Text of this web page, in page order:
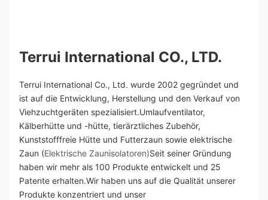
Terrui International CO., LTD.
Terrui International Co., Ltd. wurde 2002 gegründet und
ist auf die Entwicklung, Herstellung und den Verkauf von
Viehzuchtgeräten spezialisiert.Umlaufventilator,
Kälberhütte und -hütte, tierärztliches Zubehör,
Kunststofffreie Hütte und Futterzaun sowie elektrische
Zaun (Elektrische Zaunisolatoren)Seit seiner Gründung
haben wir mehr als 100 Produkte entwickelt und 25
Patente erhalten.Wir haben uns auf die Qualität unserer
Produkte konzentriert und unser